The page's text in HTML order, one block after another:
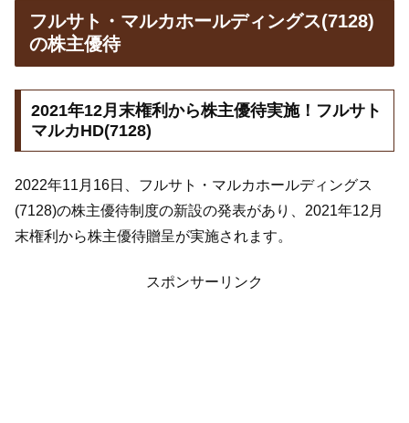
フルサト・マルカホールディングス(7128)
の株主優待
2021年12月末権利から株主優待実施！フルサト
マルカHD(7128)
2022年11月16日、フルサト・マルカホールディングス
(7128)の株主優待制度の新設の発表があり、2021年12月
末権利から株主優待贈呈が実施されます。
スポンサーリンク